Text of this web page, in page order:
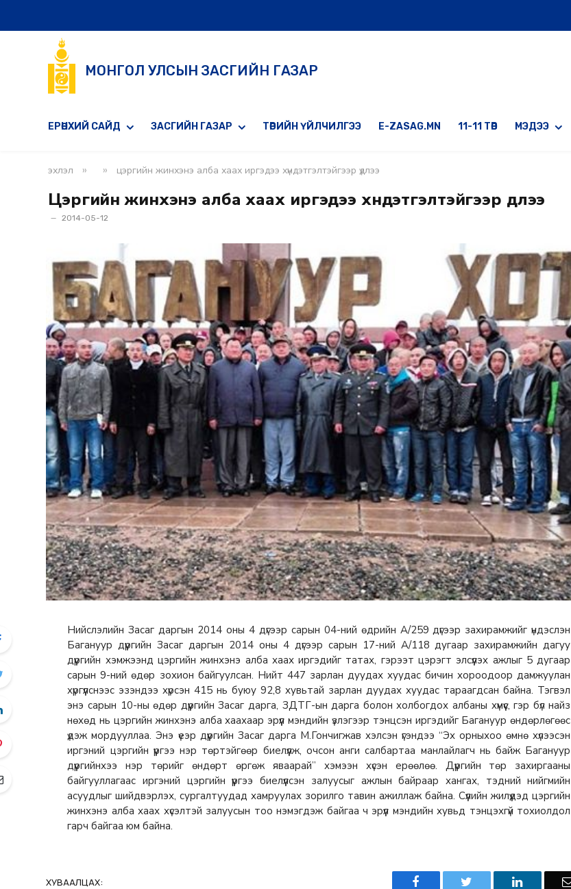
МОНГОЛ УЛСЫН ЗАСГИЙН ГАЗАР
ЕРӨНХИЙ САЙД ЗАСГИЙН ГАЗАР ТӨРИЙН ҮЙЛЧИЛГЭЭ E-ZASAG.MN 11-11 ТӨВ МЭДЭЭ
эхлэл » » цэргийн жинхэнэ алба хаах иргэдээ хүндэтгэлтэйгээр үдлээ
Цэргийн жинхэнэ алба хаах иргэдээ хүндэтгэлтэйгээр үдлээ
2014-05-12
Нийслэлийн Засаг даргын 2014 оны 4 дүгээр сарын 04-ний өдрийн А/259 дүгээр захирамжийг үндэслэн
Багануур дүүргийн Засаг даргын 2014 оны 4 дүгээр сарын 17-ний А/118 дугаар захирамжийн дагуу
дүүргийн хэмжээнд цэргийн жинхэнэ алба хаах иргэдийг татах, гэрээт цэрэгт элсүүлэх ажлыг 5 дугаар
сарын 9-ний өдөр зохион байгуулсан. Нийт 447 зарлан дуудах хуудас бичин хороодоор дамжуулан
хүргүүлснээс эзэндээ хүрсэн 415 нь буюу 92,8 хувьтай зарлан дуудах хуудас тараагдсан байна. Тэгвэл
энэ сарын 10-ны өдөр дүүргийн Засаг дарга, ЗДТГ-ын дарга болон холбогдох албаны хүмүүс, гэр бүл найз
нөхөд нь цэргийн жинхэнэ алба хаахаар эрүүл мэндийн үзлэгээр тэнцсэн иргэдийг Багануур өндөрлөгөөс
үдэж мордууллаа. Энэ үеэр дүүргийн Засаг дарга М.Гончигжав хэлсэн үгэндээ “Эх орныхоо өмнө хүлээсэн
иргэний цэргийн үүргээ нэр төртэйгөөр биелүүлж, очсон анги салбартаа манлайлагч нь байж Багануур
дүүргийнхээ нэр төрийг өндөрт өргөж яваарай” хэмээн хүсэн ерөөлөө. Дүүргийн төр захиргааны
байгууллагаас иргэний цэргийн үүргээ биелүүлсэн залуусыг ажлын байраар хангах, тэдний нийгмийн
асуудлыг шийдвэрлэх, сургалтуудад хамруулах зорилго тавин ажиллаж байна. Сүүлийн жилүүдэд цэргийн
жинхэнэ алба хаах хүсэлтэй залуусын тоо нэмэгдэж байгаа ч эрүүл мэндийн хувьд тэнцэхгүй тохиолдол
гарч байгаа юм байна.
ХУВААЛЦАХ: